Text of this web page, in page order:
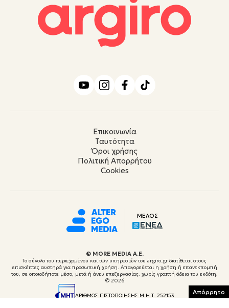
Επικοινωνία
Ταυτότητα
Όροι χρήσης
Πολιτική Απορρήτου
Cookies
ΜΕΛΟΣ
© ΜORE MEDIA Α.Ε.
Το σύνολο του περιεχομένου και των υπηρεσιών του argiro.gr διατίθεται στους
επισκέπτες αυστηρά για προσωπική χρήση. Απαγορεύεται η χρήση ή επανεκπομπή
του, σε οποιοδήποτε μέσο, μετά ή άνευ επεξεργασίας, χωρίς γραπτή άδεια του εκδότη.
© 2026
ΑΡΙΘΜΟΣ ΠΙΣΤΟΠΟΙΗΣΗΣ Μ.Η.Τ. 252153 Απόρρητο